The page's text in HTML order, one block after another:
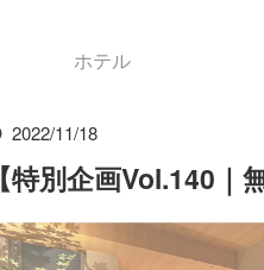
ホテル
2022/11/18
【特別企画Vol.140